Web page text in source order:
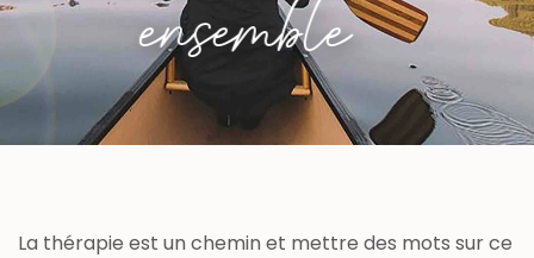
ensemble…
La thérapie est un chemin et mettre des mots sur ce